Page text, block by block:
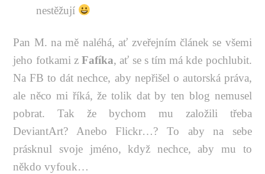
nestěžují
Pan M. na mě naléhá, ať zveřejním článek se všemi
jeho fotkami zFafíka, ať se s tím má kde pochlubit.
Na FB to dát nechce, aby nepřišel o autorská práva,
ale něco mi říká, že tolik dat by ten blog nemusel
pobrat. Tak že bychom mu založili třeba
DeviantArt? Anebo Flickr…? To aby na sebe
prásknul svoje jméno, když nechce, aby mu to
někdo vyfouk…